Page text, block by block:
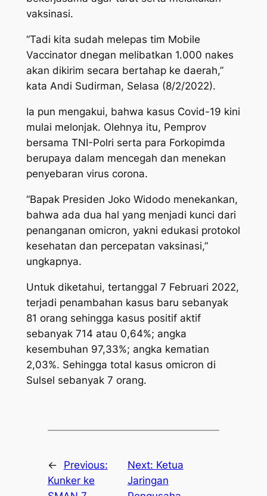
vaksinasi.
“Tadi kita sudah melepas tim Mobile
Vaccinator dnegan melibatkan 1.000 nakes
akan dikirim secara bertahap ke daerah,”
kata Andi Sudirman, Selasa (8/2/2022).
Ia pun mengakui, bahwa kasus Covid-19 kini
mulai melonjak. Olehnya itu, Pemprov
bersama TNI-Polri serta para Forkopimda
berupaya dalam mencegah dan menekan
penyebaran virus corona.
“Bapak Presiden Joko Widodo menekankan,
bahwa ada dua hal yang menjadi kunci dari
penanganan omicron, yakni edukasi protokol
kesehatan dan percepatan vaksinasi,”
ungkapnya.
Untuk diketahui, tertanggal 7 Februari 2022,
terjadi penambahan kasus baru sebanyak
81 orang sehingga kasus positif aktif
sebanyak 714 atau 0,64%; angka
kesembuhan 97,33%; angka kematian
2,03%. Sehingga total kasus omicron di
Sulsel sebanyak 7 orang.
←
Previous:
Kunker ke
Next: Ketua
Jaringan